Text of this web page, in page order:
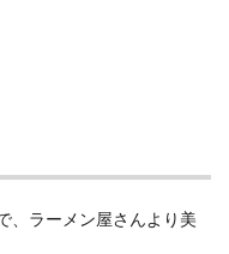
、ラーメン屋さんより美